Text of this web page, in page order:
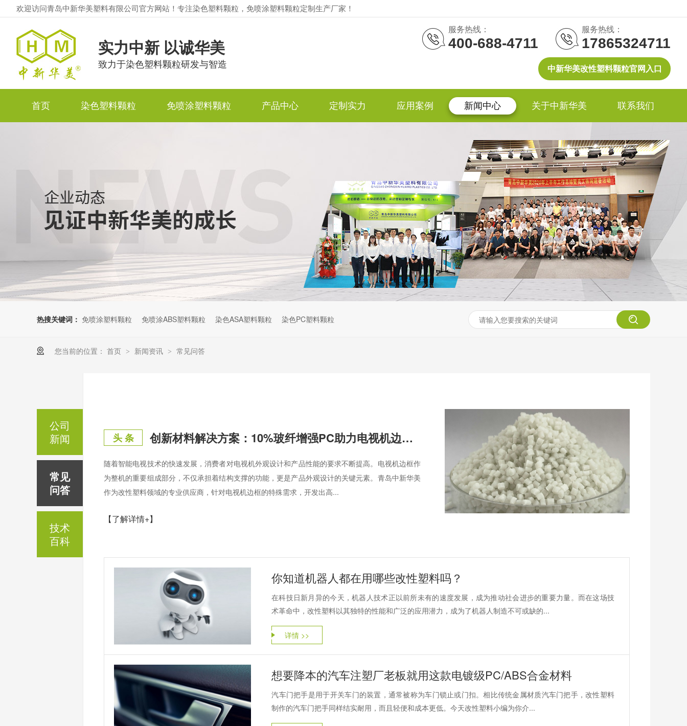
中新华美改性塑料颗粒官网入口
欢迎访问青岛中新华美塑料有限公司官方网站！专注染色塑料颗粒，免喷涂塑料颗粒定制生产厂家！
实力中新 以诚华美
致力于染色塑料颗粒研发与智造
服务热线：
400-688-4711
服务热线：
17865324711
首页 染色塑料颗粒 免喷涂塑料颗粒 产品中心 定制实力 应用案例 新闻中心 关于中新华美 联系我们
热搜关键词： 免喷涂塑料颗粒 免喷涂ABS塑料颗粒 染色ASA塑料颗粒 染色PC塑料颗粒
您当前的位置： 首页 > 新闻资讯 > 常见问答
头 条 创新材料解决方案：10%玻纤增强PC助力电视机边框升级换代
随着智能电视技术的快速发展，消费者对电视机外观设计和产品性能的要求不断提高。电视机边框作
为整机的重要组成部分，不仅承担着结构支撑的功能，更是产品外观设计的关键元素。青岛中新华美
作为改性塑料领域的专业供应商，针对电视机边框的特殊需求，开发出高...
【了解详情+】
你知道机器人都在用哪些改性塑料吗？
在科技日新月异的今天，机器人技术正以前所未有的速度发展，成为推动社会进步的重要力量。而在这场技
术革命中，改性塑料以其独特的性能和广泛的应用潜力，成为了机器人制造不可或缺的...
详情 >>
想要降本的汽车注塑厂老板就用这款电镀级PC/ABS合金材料
‌汽车门把手‌是用于开关车门的装置，通常被称为车门锁止或门扣。相比传统金属材质汽车门把手，改性塑料
制作的汽车门把手同样结实耐用，而且轻便和成本更低。今天改性塑料小编为你介...
公司
新闻
常见
问答
技术
百科